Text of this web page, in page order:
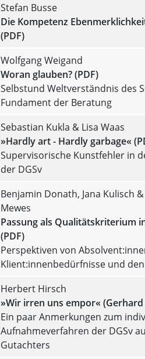
Stefan Busse
Die Kompetenz
(PDF)
Wolfgang Weigand
Woran glauben? (PDF)
Selbstund Weltverständnis des
Fundament der Beratung
Sebastian Kukla & Lisa Waas
»Hardly art - Hardly garbage«
Supervisorische Kunstfehler in
der DGSv
Benjamin Donath, Jana Kulisch
Mewes
Passung als Qualitätskriterium
(PDF)
Perspektiven von
Klient:innenbedürfnisse und
Herbert Hirsch
»Wir irren uns empor« (Gerhard
Ein paar Anmerkungen zum
Aufnahmeverfahren der DGSv
Gutachters